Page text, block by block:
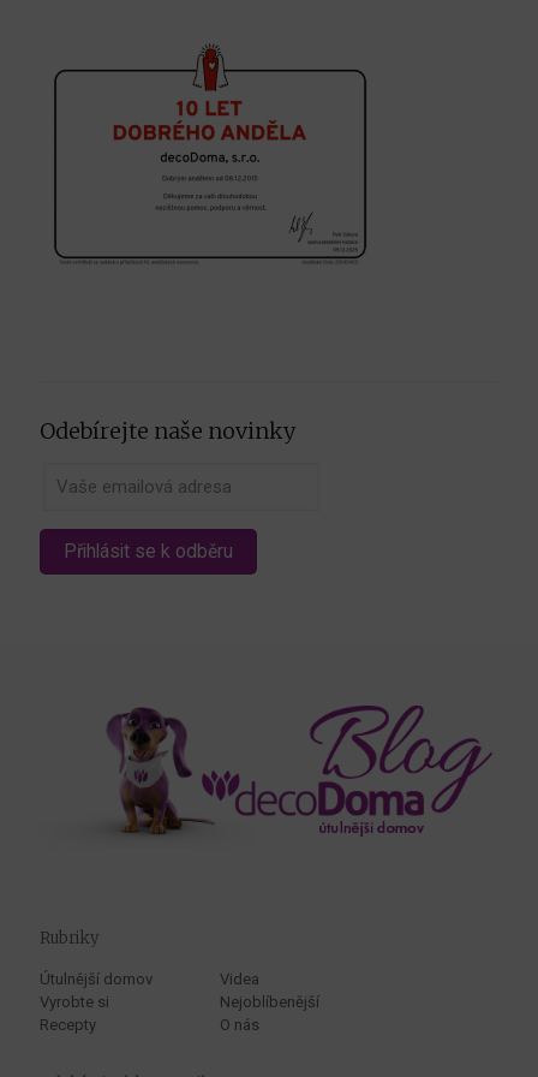
Odebírejte naše novinky
Rubriky
Útulnější domov
Vyrobte si
Recepty
Videa
Nejoblíbenější
O nás